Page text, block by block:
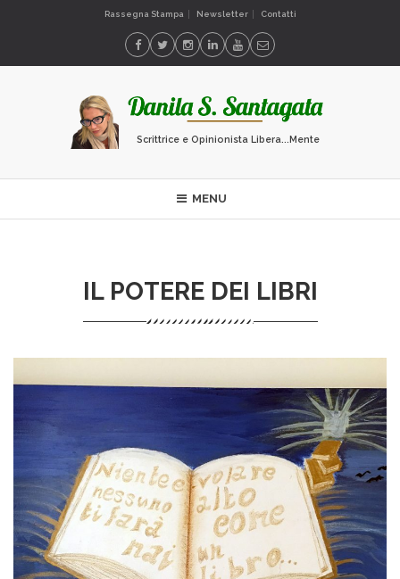
Rassegna Stampa Newsletter Contatti
Scrittrice e Opinionista Libera...Mente
MENU
IL POTERE DEI LIBRI